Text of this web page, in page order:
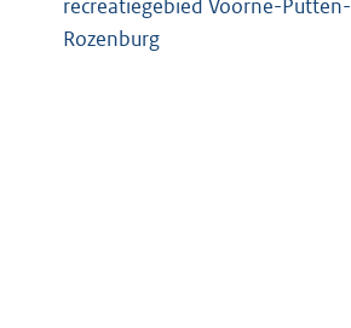
recreatiegebied Voorne-Putten-
Rozenburg